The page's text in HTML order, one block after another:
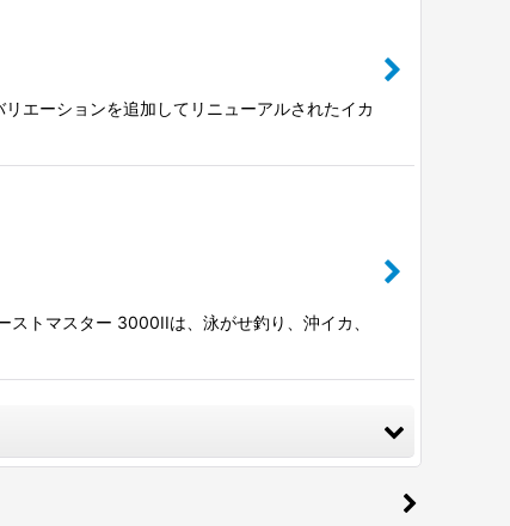
エーションを追加してリニューアルされたイカ
トマスター 3000IIは、泳がせ釣り、沖イカ、